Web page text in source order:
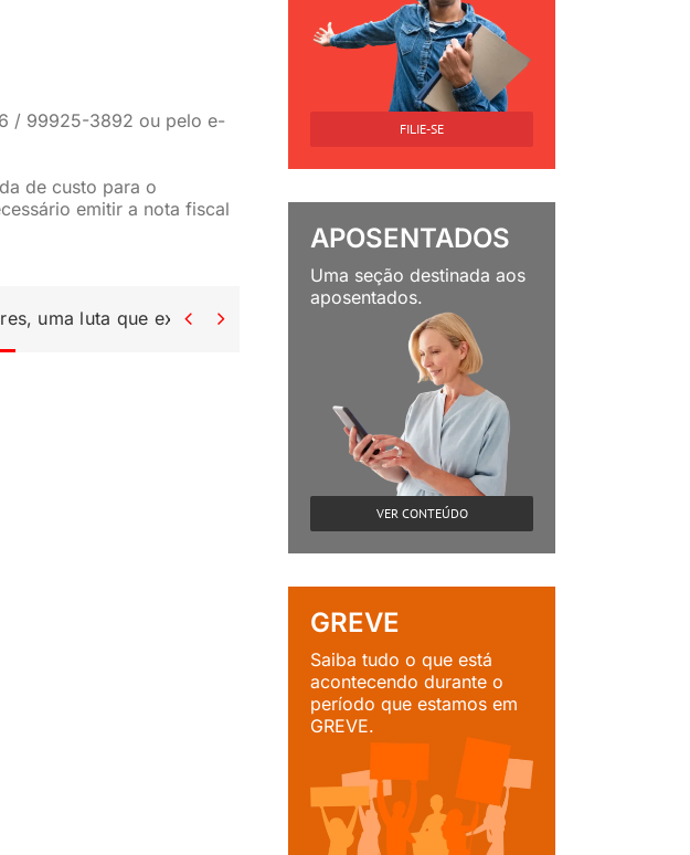
/ 99925-3892 ou pelo e-
de custo para o
emitir a nota fiscal
uma luta que exige de nós compromisso permanente com a vida
 
FILIE-SE
APOSENTADOS
Uma seção destinada aos
aposentados.
VER CONTEÚDO
GREVE
Saiba tudo o que está
acontecendo durante o
período que estamos em
GREVE.